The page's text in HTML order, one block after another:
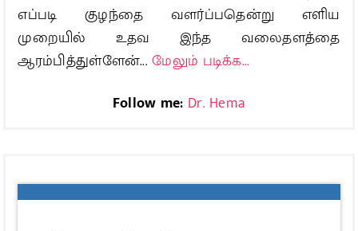
எப்படி குழந்தை வளர்ப்பதென்று எளிய
முறையில் உதவ இந்த வலைதளத்தை
ஆரம்பித்துள்ளேன்...மேலும் படிக்க...
Follow me: Dr. Hema